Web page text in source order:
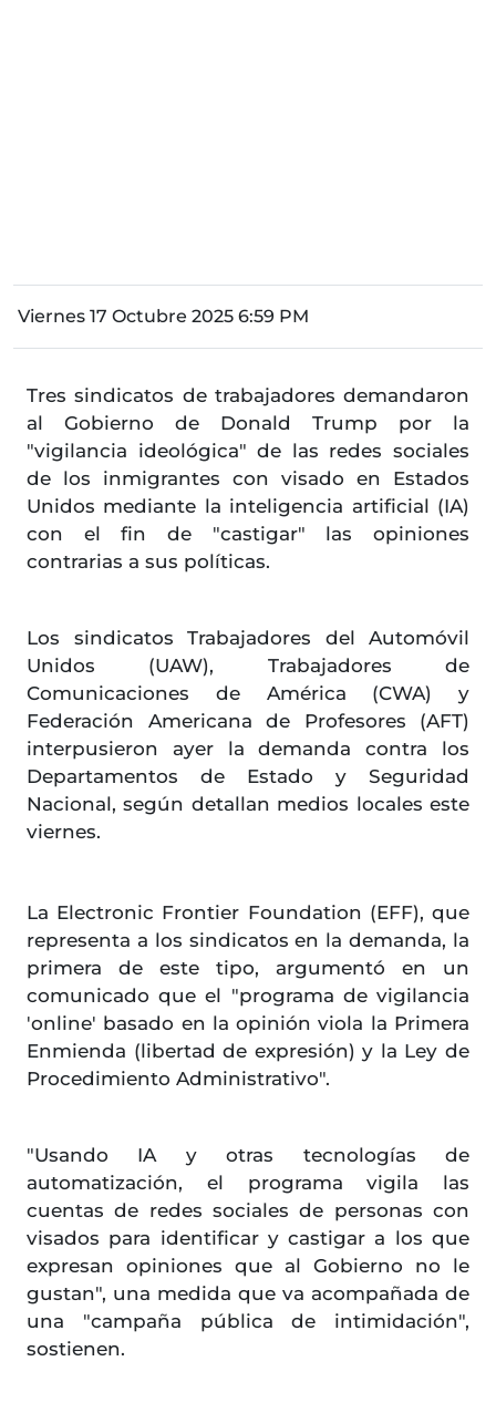
Viernes 17 Octubre 2025 6:59 PM
Tres sindicatos de trabajadores demandaron
al Gobierno de Donald Trump por la
"vigilancia ideológica" de las redes sociales
de los inmigrantes con visado en Estados
Unidos mediante la inteligencia artificial (IA)
con el fin de "castigar" las opiniones
contrarias a sus políticas.
Los sindicatos Trabajadores del Automóvil
Unidos (UAW), Trabajadores de
Comunicaciones de América (CWA) y
Federación Americana de Profesores (AFT)
interpusieron ayer la demanda contra los
Departamentos de Estado y Seguridad
Nacional, según detallan medios locales este
viernes.
La Electronic Frontier Foundation (EFF), que
representa a los sindicatos en la demanda, la
primera de este tipo, argumentó en un
comunicado que el "programa de vigilancia
'online' basado en la opinión viola la Primera
Enmienda (libertad de expresión) y la Ley de
Procedimiento Administrativo".
"Usando IA y otras tecnologías de
automatización, el programa vigila las
cuentas de redes sociales de personas con
visados para identificar y castigar a los que
expresan opiniones que al Gobierno no le
gustan", una medida que va acompañada de
una "campaña pública de intimidación",
sostienen.